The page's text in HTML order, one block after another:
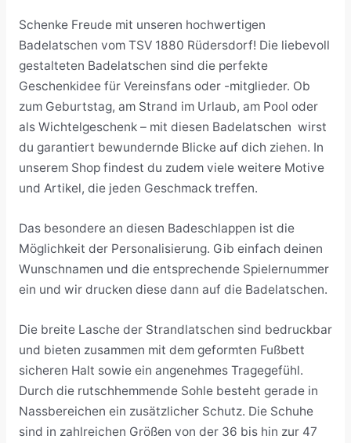
Schenke Freude mit unseren hochwertigen
Badelatschen vom TSV 1880 Rüdersdorf! Die liebevoll
gestalteten Badelatschen sind die perfekte
Geschenkidee für Vereinsfans oder -mitglieder. Ob
zum Geburtstag, am Strand im Urlaub, am Pool oder
als Wichtelgeschenk – mit diesen Badelatschen wirst
du garantiert bewundernde Blicke auf dich ziehen. In
unserem Shop findest du zudem viele weitere Motive
und Artikel, die jeden Geschmack treffen.
Das besondere an diesen Badeschlappen ist die
Möglichkeit der Personalisierung. Gib einfach deinen
Wunschnamen und die entsprechende Spielernummer
ein und wir drucken diese dann auf die Badelatschen.
Die breite Lasche der Strandlatschen sind bedruckbar
und bieten zusammen mit dem geformten Fußbett
sicheren Halt sowie ein angenehmes Tragegefühl.
Durch die rutschhemmende Sohle besteht gerade in
Nassbereichen ein zusätzlicher Schutz. Die Schuhe
sind in zahlreichen Größen von der 36 bis hin zur 47